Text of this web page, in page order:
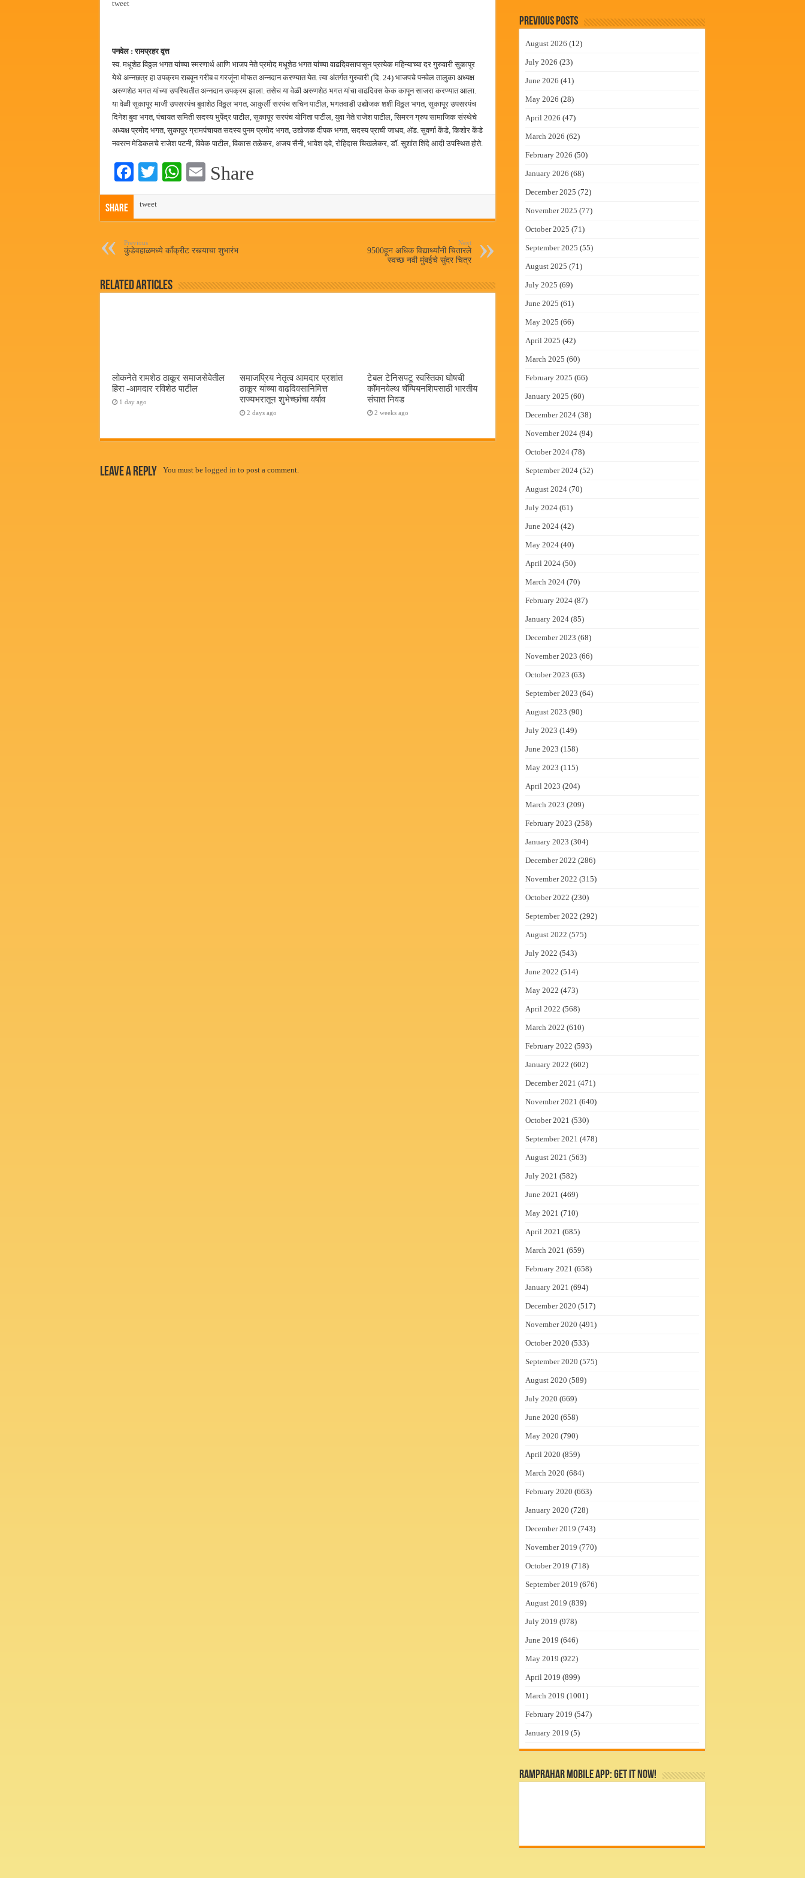
बाल्मर लॉरी आणि शेल इंडियातील कंत्राटी कामगारांना भरघोस पगारवाढ
tweet
पनवेल : रामप्रहर वृत्त
स्व. मधूशेठ विठ्ठल भगत यांच्या स्मरणार्थ आणि भाजप नेते प्रमोद मधूशेठ भगत यांच्या वाढदिवसापासून प्रत्येक महिन्याच्या दर गुरुवारी सुकापूर
येथे अन्नछत्र हा उपक्रम राबवून गरीब व गरजूंना मोफत अन्नदान करण्यात येत. त्या अंतर्गत गुरुवारी (दि. 24) भाजपचे पनवेल तालुका अध्यक्ष
अरुणशेठ भगत यांच्या उपस्थितीत अन्नदान उपक्रम झाला. तसेच या वेळी अरुणशेठ भगत यांचा वाढदिवस केक कापून साजरा करण्यात आला.
या वेळी सुकापूर माजी उपसरपंच बुवाशेठ विठ्ठल भगत, आकुर्ली सरपंच सचिन पाटील, भगतवाडी उद्योजक शशी विठ्ठल भगत, सुकापूर उपसरपंच
दिनेश बुवा भगत, पंचायत समिती सदस्य भुपेंद्र पाटील, सुकापूर सरपंच योगिता पाटील, युवा नेते राजेश पाटील, सिमरन ग्रुप सामाजिक संस्थेचे
अध्यक्ष प्रमोद भगत, सुकापुर ग्रामपंचायत सदस्य पुनम प्रमोद भगत, उद्योजक दीपक भगत, सदस्य प्राची जाधव, अ‍ॅड. सुवर्णा केंडे, किशोर केंडे
नवरत्न मेडिकलचे राजेश पटनी, विवेक पाटील, विकास तळेकर, अजय सैनी, भावेश दवे, रोहिदास चिखलेकर, डॉ. सुशांत शिंदे आदी उपस्थित होते.
Fa
bo
ok
T
r
W
A
pp
E
Share
Share tweet
Previous
कुंडेवहाळमध्ये काँक्रीट रस्त्याचा शुभारंभ
Next
9500हून अधिक विद्यार्थ्यांनी चितारले
स्वच्छ नवी मुंबईचे सुंदर चित्र
Related Articles
लोकनेते रामशेठ ठाकूर समाजसेवेतील
हिरा -आमदार रविशेठ पाटील
1 day ago
समाजप्रिय नेतृत्व आमदार प्रशांत
ठाकूर यांच्या वाढदिवसानिमित्त
राज्यभरातून शुभेच्छांचा वर्षाव
2 days ago
टेबल टेनिसपटू स्वस्तिका घोषची
कॉमनवेल्थ चॅम्पियनशिपसाठी भारतीय
संघात निवड
2 weeks ago
Leave a Reply You must be logged in to post a comment.
Previous Posts
August 2026 (12)
July 2026 (23)
June 2026 (41)
May 2026 (28)
April 2026 (47)
March 2026 (62)
February 2026 (50)
January 2026 (68)
December 2025 (72)
November 2025 (77)
October 2025 (71)
September 2025 (55)
August 2025 (71)
July 2025 (69)
June 2025 (61)
May 2025 (66)
April 2025 (42)
March 2025 (60)
February 2025 (66)
January 2025 (60)
December 2024 (38)
November 2024 (94)
October 2024 (78)
September 2024 (52)
August 2024 (70)
July 2024 (61)
June 2024 (42)
May 2024 (40)
April 2024 (50)
March 2024 (70)
February 2024 (87)
January 2024 (85)
December 2023 (68)
November 2023 (66)
October 2023 (63)
September 2023 (64)
August 2023 (90)
July 2023 (149)
June 2023 (158)
May 2023 (115)
April 2023 (204)
March 2023 (209)
February 2023 (258)
January 2023 (304)
December 2022 (286)
November 2022 (315)
October 2022 (230)
September 2022 (292)
August 2022 (575)
July 2022 (543)
June 2022 (514)
May 2022 (473)
April 2022 (568)
March 2022 (610)
February 2022 (593)
January 2022 (602)
December 2021 (471)
November 2021 (640)
October 2021 (530)
September 2021 (478)
August 2021 (563)
July 2021 (582)
June 2021 (469)
May 2021 (710)
April 2021 (685)
March 2021 (659)
February 2021 (658)
January 2021 (694)
December 2020 (517)
November 2020 (491)
October 2020 (533)
September 2020 (575)
August 2020 (589)
July 2020 (669)
June 2020 (658)
May 2020 (790)
April 2020 (859)
March 2020 (684)
February 2020 (663)
January 2020 (728)
December 2019 (743)
November 2019 (770)
October 2019 (718)
September 2019 (676)
August 2019 (839)
July 2019 (978)
June 2019 (646)
May 2019 (922)
April 2019 (899)
March 2019 (1001)
February 2019 (547)
January 2019 (5)
RamPrahar Mobile App: Get it Now!